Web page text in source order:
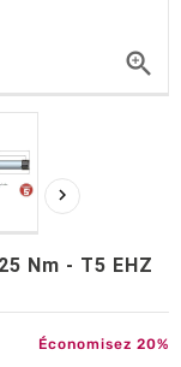


Nm - T5 EHZ
Économisez 20%